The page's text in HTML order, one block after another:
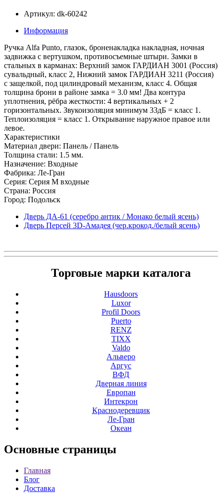
Артикул: dk-60242
Информация
Ручка Alfa Punto, глазок, броненакладка накладная, ночная
задвижка с вертушком, противосъемные штыри. Замки в
стальных в карманах: Верхний замок ГАРДИАН 3001 (Россия)
сувальдный, класс 2, Нижний замок ГАРДИАН 3211 (Россия)
с защелкой, под цилиндровый механизм, класс 4. Общая
толщина брони в районе замка = 3.0 мм! Два контура
уплотнения, рёбра жесткости: 4 вертикальных + 2
горизонтальных. Звукоизоляция минимум 33дБ = класс 1.
Теплоизоляция = класс 1. Открывание наружное правое или
левое.
Характеристики
Материал двери: Панель / Панель
Толщина стали: 1.5 мм.
Назначение: Входные
Фабрика: Ле-Гран
Серия: Серия M входные
Страна: Россия
Город: Подольск
Дверь ДА-61 (серебро антик / Монако белый ясень)
Дверь Персей 3D-Амадея (чер.крокод./белый ясень)
Торговые марки каталога
Hausdoors
Luxor
Profil Doors
Puerto
RENZ
TIXX
Valdo
Альверо
Аргус
ВФД
Дверная линия
Европан
Интекрон
Краснодеревщик
Ле-Гран
Океан
Основные страницы
Главная
Блог
Доставка